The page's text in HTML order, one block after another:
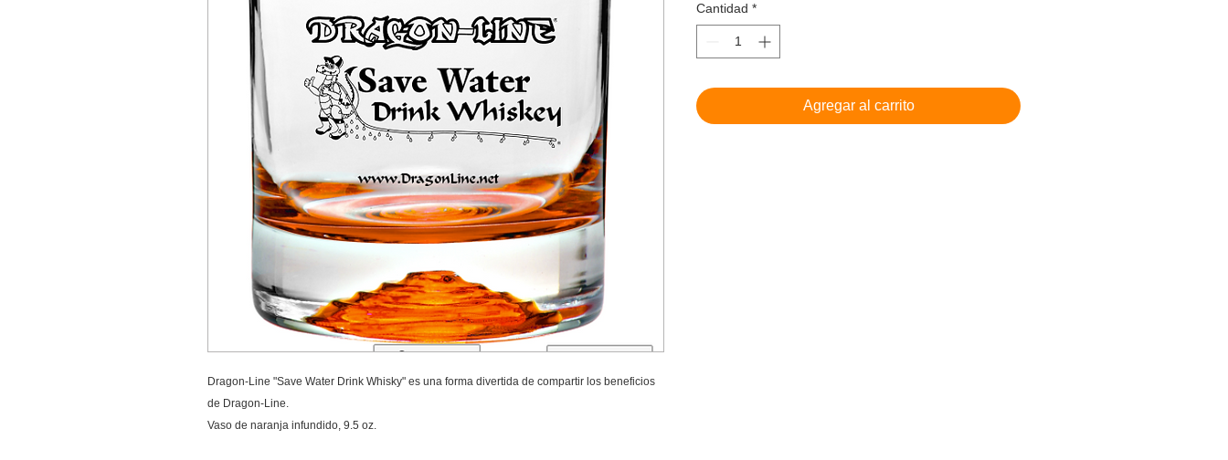
Dragon-Line "Save Water Drink Whisky" es una forma divertida de compartir los beneficios
de Dragon-Line.
Vaso de naranja infundido, 9.5 oz.
Cantidad *
Agregar al carrito